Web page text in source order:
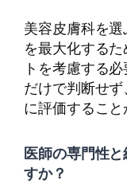
美容皮膚科を
を最大化する
トを考慮する
だけで判断せ
に評価すること
医師の専門性
すか？